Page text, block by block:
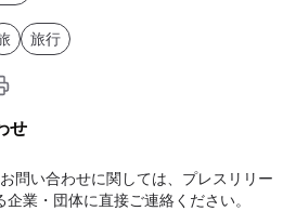
旅行
せ
問い合わせに関しては、プレスリリー
業・団体に直接ご連絡ください。